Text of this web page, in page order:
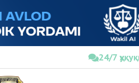
24/7